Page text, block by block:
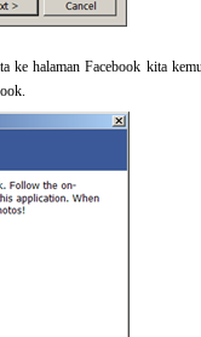
halaman Facebook kita